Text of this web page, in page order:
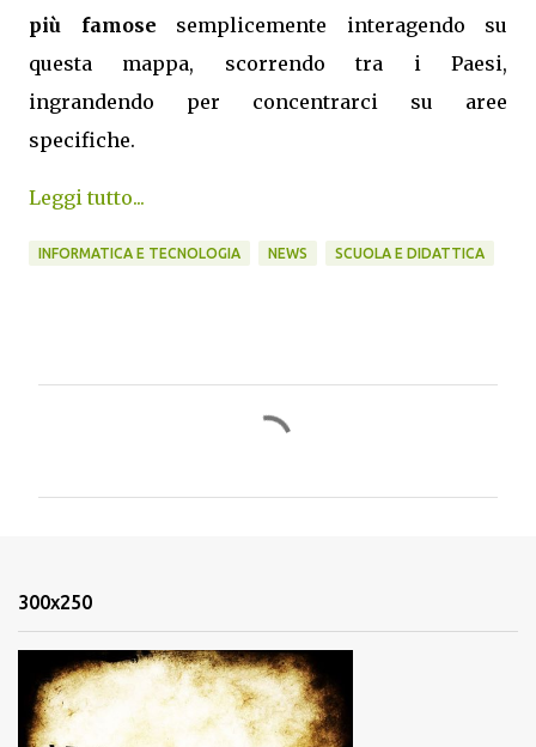
più famose semplicemente interagendo su
questa mappa, scorrendo tra i Paesi,
ingrandendo per concentrarci su aree
specifiche.
Leggi tutto...
INFORMATICA E TECNOLOGIA NEWS SCUOLA E DIDATTICA
n
i
300x250